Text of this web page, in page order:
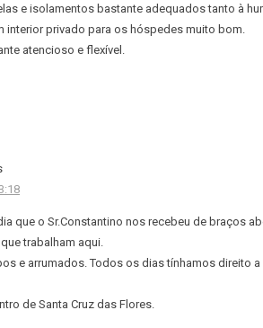
e isolamentos bastante adequados tanto à
interior privado para os hóspedes muito bom.
atencioso e flexível.
que o Sr.Constantino nos recebeu de braços
trabalham aqui.
e arrumados. Todos os dias tínhamos direito
de Santa Cruz das Flores.